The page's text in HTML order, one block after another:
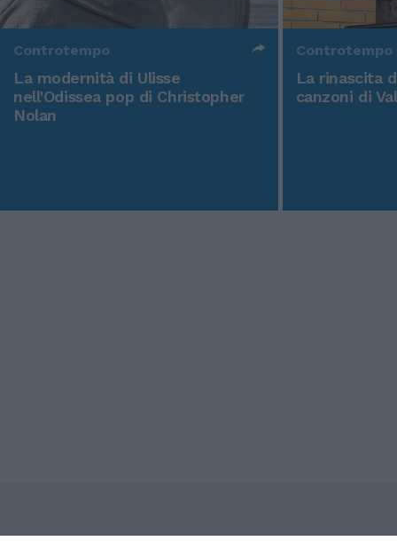
Controtempo
La modernità di Ulisse
nell'Odissea pop di Christopher
Nolan
Controtempo
La rinascita
canzoni di